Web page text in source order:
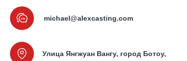
michael@alexcasting.com
Улица Янгжуан Вангу, город Ботоу,